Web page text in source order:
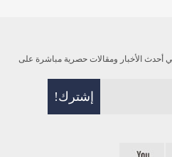
أحدث الأخبار ومقالات حصرية مباشرة على